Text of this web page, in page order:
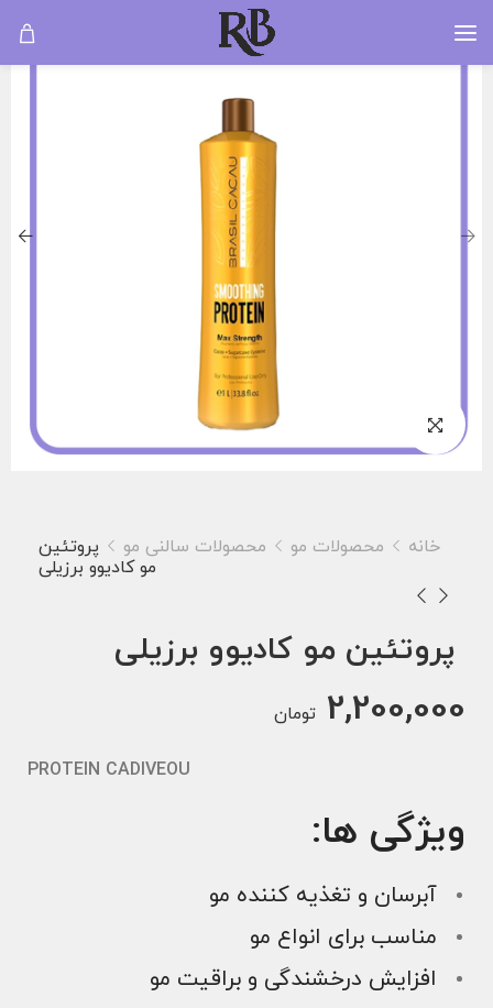
خانه محصولات مو محصولات سالنی مو
پروتئین
مو کادیوو برزیلی
پروتئین مو کادیوو برزیلی
2,200,000 تومان
PROTEIN CADIVEOU
ویژگی ها:
آبرسان و تغذیه کننده مو
مناسب برای انواع مو
افزایش درخشندگی و براقیت مو